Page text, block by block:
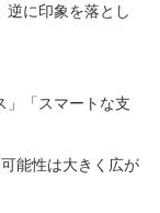
逆に印象を落とし
」「スマートな支
能性は大きく広が